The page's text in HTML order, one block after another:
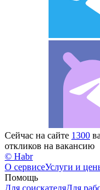
Сейчас на сайте 1300
откликов на вакансию
© Habr
О сервисеУслуги и
Помощь
Для соискателяДля